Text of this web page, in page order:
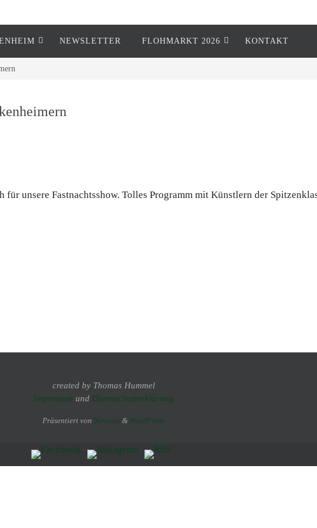
NEWSLETTER FLOHMARKT 2026 KONTAKT
unsere Fastnachtsshow. Tolles Programm mit Künstlern der
created by Thomas Hummel
Impressum und Datenschutzerklärung
Präsentiert von Nirvana & WordPress.